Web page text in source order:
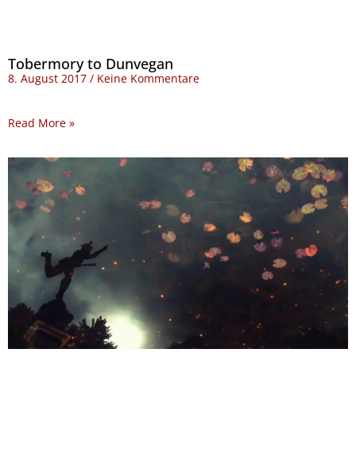
Tobermory to Dunvegan
8. August 2017 Keine Kommentare
Read More »